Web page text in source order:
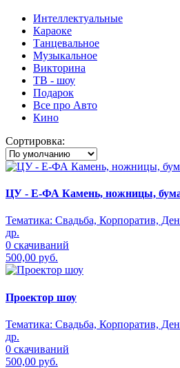
Интеллектуальные
Караоке
Танцевальное
Музыкальное
Викторина
ТВ - шоу
Подарок
Все про Авто
Кино
Сортировка:
ЦУ - Е-ФА Камень, ножницы,
Тематика: Свадьба, Корпоратив,
др.
0 скачиваний
500,00 руб.
Проектор шоу
Тематика: Свадьба, Корпоратив,
др.
0 скачиваний
500,00 руб.